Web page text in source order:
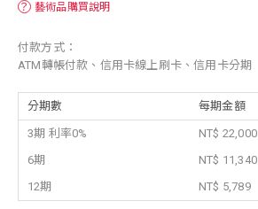
？ 藝術品購買說明
付款方式：
ATM轉帳付款、信用卡線上刷卡、信用卡分期
分期數 每期金額
3期 利率0%
NT$ 22,000
6期
NT$ 11,340
12期
NT$ 5,789